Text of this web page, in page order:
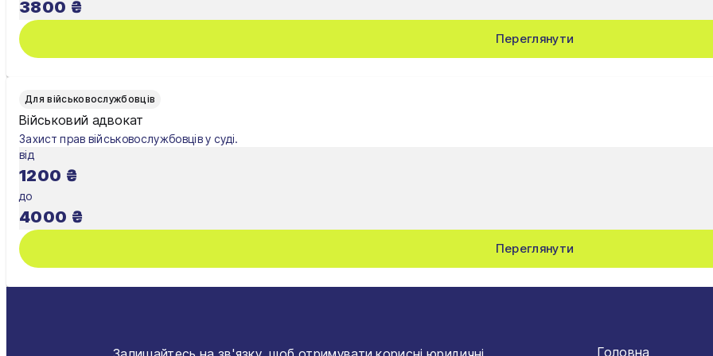
3800 ₴
Переглянути
Для військовослужбовців
Військовий адвокат
Захист прав військовослужбовців у суді.
від
1200 ₴
до
4000 ₴
Переглянути
Головна